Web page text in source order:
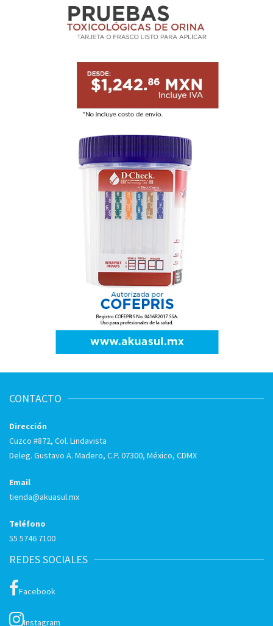
CONTACTO
Dirección
Cuzco #872, Col. Lindavista
Deleg. Gustavo A. Madero, C.P. 07300, México, CDMX
Email
tienda@akuasul.mx
Teléfono
55 5746 7100
REDES SOCIALES
Facebook
Instagram